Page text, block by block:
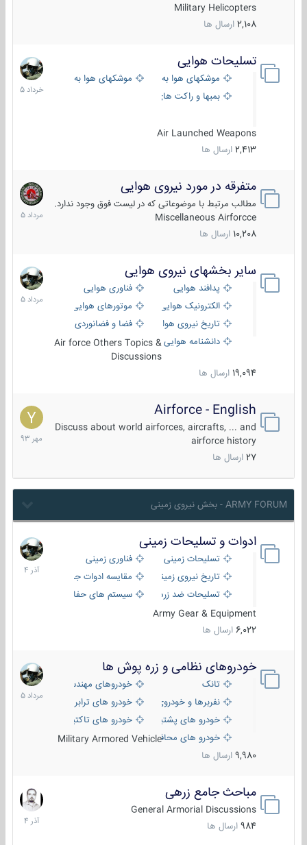
Military Helicopters
2,108 ارسال ها
تسلیحات هوایی
موشکهای هوا به هوا
موشکهای هوا به سطح
بمبها و راکت های هوایی
Air Launched Weapons
2,413 ارسال ها
30
خرداد
1405
متفرقه در مورد نیروی هوایی
مطالب مرتبط با موضوعاتی که در لیست فوق وجود ندارد.
Miscellaneous Airforcce
10,208 ارسال ها
7
مرداد
1405
سایر بخشهای نیروی هوایی
پدافند هوایی
فناوری هوایی
الکترونیک هوایی
موتورهای هوایی
تاریخ نیروی هوایی
فضا و فضانوردی
دانشنامه هواییAir force Others Topics &
Discussions
19,094 ارسال ها
2
مرداد
1405
Airforce - English
Discuss about world airforces, aircrafts, ... and
airforce history
27 ارسال ها
15
مهر
1393
ARMY FORUM - بخش نیروی زمینی
ادوات و تسلیحات زمینی
تسلیحات زمینی
فناوری زمینی
تاریخ نیروی زمینی
مقایسه ادوات جنگی
تسلیحات ضد زره
سیستم های حفاظت فعال
Army Gear & Equipment
6,022 ارسال ها
21
آذر
1404
خودروهای نظامی و زره پوش ها
تانک
خودروهای مهندسی
نفربرها و خودروی های رزمی پیاده نظام
خودرو های ترابری نظامی
خودرو های پشتیبانی آتش ، شناسایی و ضد تانک
خودرو های تاکتیکی نظامی
خودرو های محافظت شدهMilitary Armored Vehicle
9,980 ارسال ها
2
مرداد
1405
مباحث جامع زرهی
General Armorial Discussions
984 ارسال ها
7
آذر
1404